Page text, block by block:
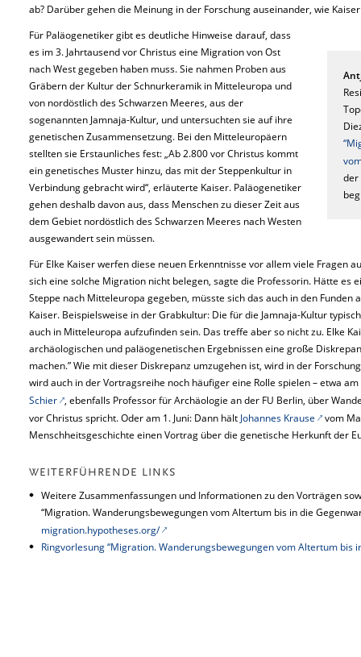
ab? Darüber gehen die Meinung in der Forschung auseinander, wie
der
Für Paläogenetiker gibt es deutliche Hinweise darauf, dass
es im 3. Jahrtausend vor Christus eine Migration von Ost
nach West gegeben haben muss. Sie nahmen Proben aus
Gräbern der Kultur der Schnurkeramik in Mitteleuropa und
von nordöstlich des Schwarzen Meeres, aus der
sogenannten Jamnaja-Kultur, und untersuchten sie auf ihre
genetischen Zusammensetzung. Bei den Mitteleuropäern
stellten sie Erstaunliches fest: „Ab 2.800 vor Christus kommt
ein genetisches Muster hinzu, das mit der Steppenkultur in
Verbindung gebracht wird“, erläuterte Kaiser. Paläogenetiker
gehen deshalb davon aus, dass Menschen zu dieser Zeit aus
dem Gebiet nordöstlich des Schwarzen Meeres nach Westen
ausgewandert sein müssen.
Für Elke Kaiser werfen diese neuen Erkenntnisse vor allem viele Fragen
sich eine solche Migration nicht belegen, sagte die Professorin. Hätte es
Steppe nach Mitteleuropa gegeben, müsste sich das auch in den Funden
Kaiser. Beispielsweise in der Grabkultur: Die für die Jamnaja-Kultur
auch in Mitteleuropa aufzufinden sein. Das treffe aber so nicht zu. Elke
archäologischen und paläogenetischen Ergebnissen eine große
machen.” Wie mit dieser Diskrepanz umzugehen ist, wird in der
wird auch in der Vortragsreihe noch häufiger eine Rolle spielen – etwa
Schier , ebenfalls Professor für Archäologie an der FU Berlin, über
vor Christus spricht. Oder am 1. Juni: Dann hält Johannes Krause
vom
Menschheitsgeschichte einen Vortrag über die genetische Herkunft der
WEITERFÜHRENDE LINKS
Weitere Zusammenfassungen und Informationen zu den Vorträgen
“Migration. Wanderungsbewegungen vom Altertum bis in die
migration.hypotheses.org/
Ringvorlesung “Migration. Wanderungsbewegungen vom Altertum bis